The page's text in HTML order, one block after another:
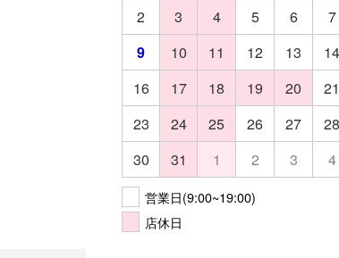
2
3 4 5 6 7
9
10 11 12 13 14
16
17 18 19 20 21
23
24 25 26 27 28
30
31 1 2 3 4
営業日(9:00~19:00)
店休日